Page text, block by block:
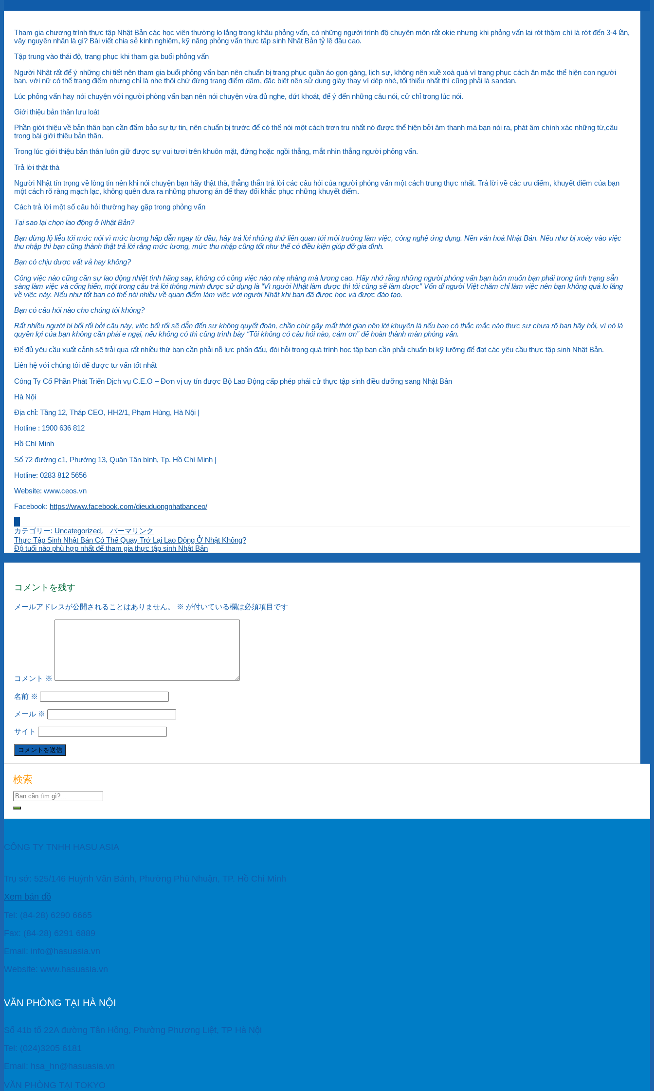
Tham gia chương trình thực tập Nhật Bản các học viên thường lo lắng trong khâu phỏng vấn, có những người trình độ chuyên môn rất okie nhưng khi phỏng vấn lại rót thậm chí là rớt đến 3-4 lần,
vậy nguyên nhân là gì? Bài viết chia sẻ kinh nghiệm, kỹ năng phỏng vấn thực tập sinh Nhật Bản tỷ lệ đậu cao.
Tập trung vào thái độ, trang phục khi tham gia buổi phỏng vấn
Người Nhật rất để ý những chi tiết nên tham gia buổi phỏng vấn bạn nên chuẩn bị trang phục quần áo gọn gàng, lịch sự, không nên xuề xoà quá vì trang phục cách ăn mặc thể hiện con người
bạn, với nữ có thể trang điểm nhưng chỉ là nhẹ thôi chứ đừng trang điểm dậm, đặc biệt nên sử dụng giày thay vì dép nhé, tối thiểu nhất thì cũng phải là sandan.
Lúc phỏng vấn hay nói chuyện với người phòng vấn bạn nên nói chuyện vừa đủ nghe, dứt khoát, để ý đến những câu nói, cử chỉ trong lúc nói.
Giới thiệu bản thân lưu loát
Phần giới thiệu về bản thân bạn cần đẩm bảo sự tự tin, nên chuẩn bị trước để có thể nói một cách trơn tru nhất nó được thể hiện bởi âm thanh mà bạn nói ra, phát âm chính xác những từ,câu
trong bài giới thiệu bản thân.
Trong lúc giới thiệu bản thân luôn giữ được sự vui tươi trên khuôn mặt, đứng hoặc ngồi thẳng, mắt nhìn thẳng người phỏng vấn.
Trả lời thật thà
Người Nhật tín trọng về lòng tin nên khi nói chuyện bạn hãy thật thà, thẳng thắn trả lời các câu hỏi của người phỏng vấn một cách trung thực nhất. Trả lời về các ưu điểm, khuyết điểm của bạn
một cách rõ ràng mạch lạc, không quên đưa ra những phương án để thay đổi khắc phục những khuyết điểm.
Cách trả lời một số câu hỏi thường hay gặp trong phỏng vấn
Tại sao lại chọn lao động ở Nhật Bản?
Bạn đừng lộ liễu tới mức nói vì mức lương hấp dẫn ngay từ đầu, hãy trả lời những thứ liên quan tới môi trường làm việc, công nghệ ứng dụng. Nền văn hoá Nhật Bản. Nếu như bị xoáy vào việc
thu nhập thì bạn cũng thành thật trả lời rằng mức lương, mức thu nhập cũng tốt như thế có điều kiện giúp đỡ gia đình.
Bạn có chịu được vất vả hay không?
Công việc nào cũng cần sự lao động nhiệt tình hăng say, không có công việc nào nhẹ nhàng mà lương cao. Hãy nhớ rằng những người phỏng vấn bạn luôn muốn bạn phải trong tình trạng sẵn
sàng làm việc và cống hiến, một trong câu trả lời thông minh được sử dụng là “Vì người Nhật làm được thì tôi cũng sẽ làm được” Vốn dĩ người Việt chăm chỉ làm việc nên bạn không quá lo lăng
về việc này. Nếu như tốt bạn có thể nói nhiều về quan điểm làm việc với người Nhật khi bạn đã được học và được đào tạo.
Bạn có câu hỏi nào cho chúng tôi không?
Rất nhiều người bị bối rối bởi câu này, việc bối rối sẽ dẫn đến sự không quyết đoán, chần chừ gây mất thời gian nên lời khuyên là nếu bạn có thắc mắc nào thực sự chưa rõ bạn hãy hỏi, vì nó là
quyền lợi của bạn không cần phải e ngại, nếu không có thì cũng trình bày “Tôi không có câu hỏi nào, cảm ơn” để hoàn thành màn phỏng vấn.
Để đủ yêu cầu xuất cảnh sẽ trải qua rất nhiều thứ bạn cần phải nỗ lực phấn đấu, đòi hỏi trong quá trình học tập bạn cần phải chuẩn bị kỹ lưỡng để đạt các yêu cầu thực tập sinh Nhật Bản.
Liên hệ với chúng tôi để được tư vấn tốt nhất
Công Ty Cổ Phần Phát Triển Dịch vụ C.E.O – Đơn vị uy tín được Bộ Lao Động cấp phép phái cử thực tập sinh điều dưỡng sang Nhật Bản
Hà Nội
Địa chỉ: Tầng 12, Tháp CEO, HH2/1, Phạm Hùng, Hà Nội |
Hotline : 1900 636 812
Hồ Chí Minh
Số 72 đường c1, Phường 13, Quận Tân bình, Tp. Hồ Chí Minh |
Hotline: 0283 812 5656
Website: www.ceos.vn
Facebook: https://www.facebook.com/dieuduongnhatbanceo/
カテゴリー: Uncategorized。 パーマリンク
Thực Tập Sinh Nhật Bản Có Thể Quay Trở Lại Lao Động Ở Nhật Không?
Độ tuổi nào phù hợp nhất để tham gia thực tập sinh Nhật Bản
コメントを残す
メールアドレスが公開されることはありません。 ※ が付いている欄は必須項目です
コメント ※
名前 ※
メール ※
サイト
検索
CÔNG TY TNHH HASU ASIA
Trụ sở: 525/146 Huỳnh Văn Bánh, Phường Phú Nhuận, TP. Hồ Chí Minh
Xem bản đồ
Tel: (84-28) 6290 6665
Fax: (84-28) 6291 6889
Email: info@hasuasia.vn
Website: www.hasuasia.vn
VĂN PHÒNG TẠI HÀ NỘI
Số 41b tổ 22A đường Tân Hồng, Phường Phương Liệt, TP Hà Nội
Tel: (024)3205 6181
Email: hsa_hn@hasuasia.vn
VĂN PHÒNG TẠI TOKYO